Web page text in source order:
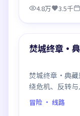
4.8万 3.5千
最新
焚城终章·
焚城终章·典藏
绕危机、反转
推荐观看。
冒险 · 线路